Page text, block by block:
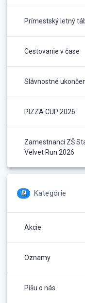
Prímestský letný
Cestovanie v čase
Slávnostné
PIZZA CUP 2026
Zamestnanci ZŠ
Velvet Run 2026
Kategórie
Akcie
Oznamy
Píšu o nás